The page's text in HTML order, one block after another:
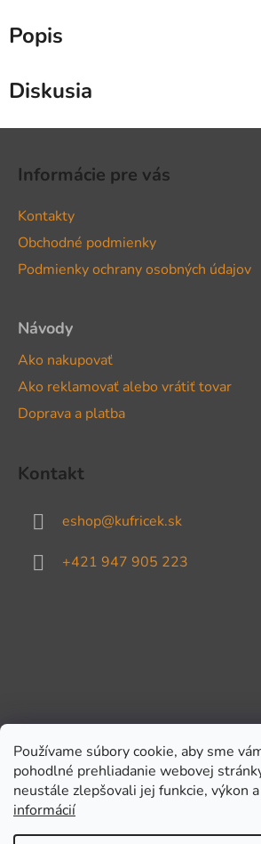
Používame súbory cookie, aby sme
pohodlné prehliadanie webovej
neustále zlepšovali jej funkcie, výkon
informácií
Popis
Diskusia
Informácie pre vás
Kontakty
Obchodné podmienky
Podmienky ochrany osobných údajov
Návody
Ako nakupovať
Ako reklamovať alebo vrátiť tovar
Doprava a platba
Kontakt
eshop@kufricek.sk
+421 947 905 223
Prijímame online platby